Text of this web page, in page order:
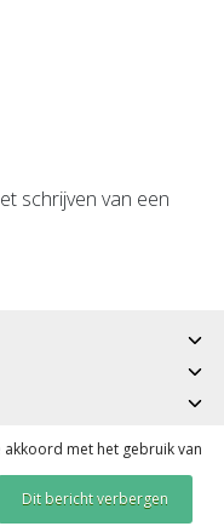
schrijven van een
InStijl Media
met het gebruik van
Dit bericht verbergen